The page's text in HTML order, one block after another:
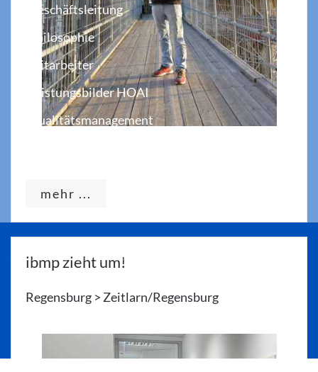
mehr ...
ibmp zieht um!
Regensburg > Zeitlarn/Regensburg
Geschäftsleitung
Philosophie
Mitarbeiter
Leistungsbilder HOAI
Qualitätsmanagement
2026 webdesign by